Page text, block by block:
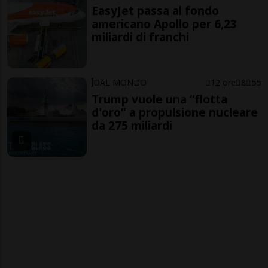
EasyJet passa al fondo
americano Apollo per 6,23
miliardi di franchi
DAL MONDO 12 ore 8 55
Trump vuole una “flotta
d'oro” a propulsione nucleare
da 275 miliardi